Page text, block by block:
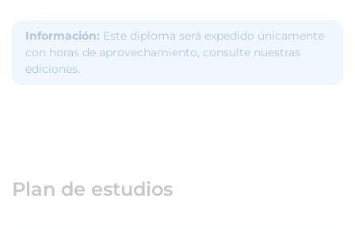
Información: Este diploma será expedido únicamente
con horas de aprovechamiento, consulte nuestras
ediciones.
Plan de estudios